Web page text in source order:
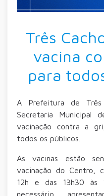
Três
vacina
para
A Prefeitura de Três
Secretaria Municipal
vacinação contra a
todos os públicos.
As vacinas estão
vacinação do Centro,
12h e das 13h30 às
necessário